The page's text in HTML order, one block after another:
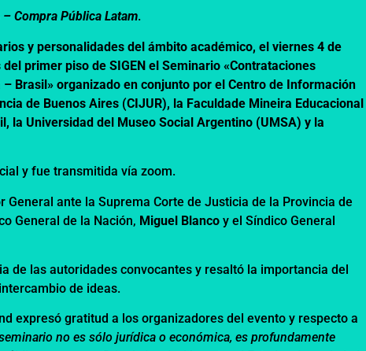
–Compra Pública Latam.
y personalidades del ámbito académico, el viernes 4 de
primer piso de SIGEN el Seminario «Contrataciones
Brasil» organizado en conjunto por el Centro de Información
de Buenos Aires (CIJUR), la Faculdade Mineira Educacional
la Universidad del Museo Social Argentino (UMSA) y la
y fue transmitida vía zoom.
ante la Suprema Corte de Justicia de la Provincia de
General de la Nación, Miguel Blanco y el Síndico General
de las autoridades convocantes y resaltó la importancia del
de ideas.
expresó gratitud a los organizadores del evento y respecto a
no es sólo jurídica o económica, es profundamente